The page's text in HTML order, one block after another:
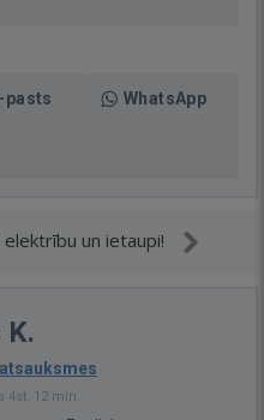
pasts WhatsApp
un ietaupi!
K.
4st. 12 min.